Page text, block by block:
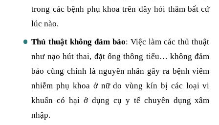
trong các bệnh phụ khoa trên đây hỏi thăm bất cứ
lúc nào.
Thủ thuật không đảm bảo: Việc làm các thủ thuật
như nạo hút thai, đặt ống thông tiểu… không đảm
bảo cũng chính là nguyên nhân gây ra bệnh viêm
nhiễm phụ khoa ở nữ do vùng kín bị các loại vi
khuẩn có hại ở dụng cụ y tế chuyên dụng xâm
nhập.